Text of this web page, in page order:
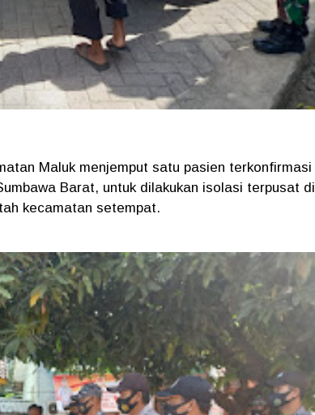
Maluk menjemput satu pasien terkonfirmasi
Barat, untuk dilakukan isolasi terpusat di
kecamatan setempat.